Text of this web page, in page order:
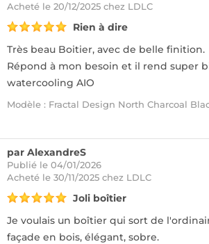
Acheté le 20/12/2025 chez LDLC
Rien à dire
Très beau Boitier, avec de belle finition.
Répond à mon besoin et il rend super
watercooling AIO
Modèle : Fractal Design North Charcoal
par AlexandreS
Publié le 04/01/2026
Acheté le 30/11/2025 chez LDLC
Joli boîtier
Je voulais un boîtier qui sort de
façade en bois, élégant, sobre.